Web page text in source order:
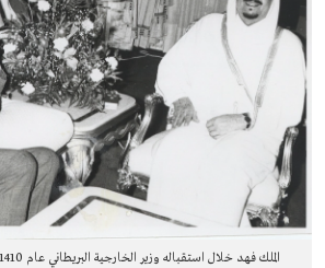
الملك فهد خلال استقباله وزير الخارجية البريطاني عام 1410هـ. (دارة الملك عبدالعزيز)